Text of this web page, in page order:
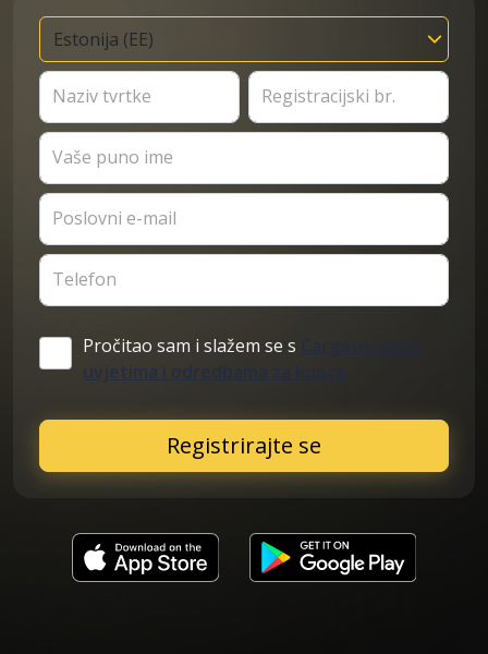
Naziv tvrtke Registracijski br.
Vaše puno ime
Poslovni e-mail
Telefon
Pročitao sam i slažem se s
Cargosonovim
Registrirajte se